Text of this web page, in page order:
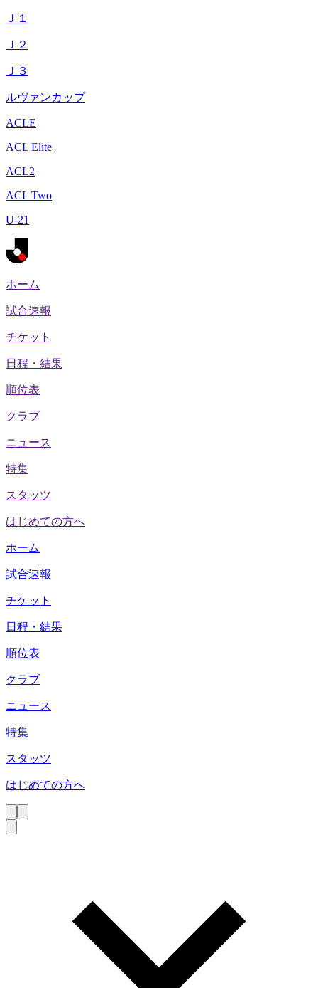
Ｊ１
Ｊ２
Ｊ３
ルヴァンカップ
ACLE
ACL Elite
ACL2
ACL Two
U-21
ホーム
試合速報
チケット
日程・結果
順位表
クラブ
ニュース
特集
スタッツ
はじめての方へ
ホーム
試合速報
チケット
日程・結果
順位表
クラブ
ニュース
特集
スタッツ
はじめての方へ